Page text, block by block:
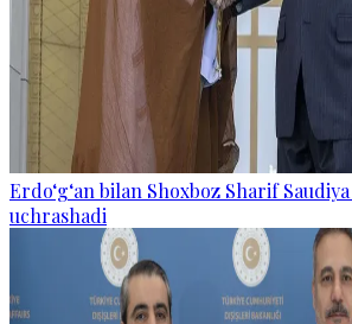
Erdo‘g‘an bilan Shoxboz Sharif
uchrashadi